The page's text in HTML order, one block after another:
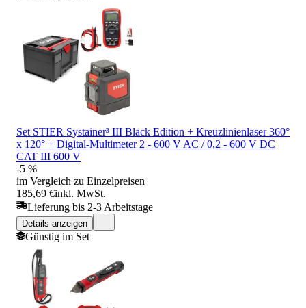
Set STIER Systainer³ III Black Edition + Kreuzlinienlaser 360°
x 120° + Digital-Multimeter 2 - 600 V AC / 0,2 - 600 V DC
CAT III 600 V
-5 %
im Vergleich zu Einzelpreisen
185,69 €inkl. MwSt.
Lieferung bis 2-3 Arbeitstage
Details anzeigen
Günstig im Set